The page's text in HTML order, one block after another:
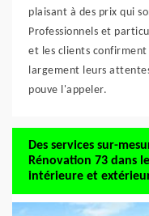
plaisant à des prix qui
Professionnels et
et les clients confirment
largement leurs
pouve l'appeler.
Des services sur-
Rénovation 73 dans
intérieure et